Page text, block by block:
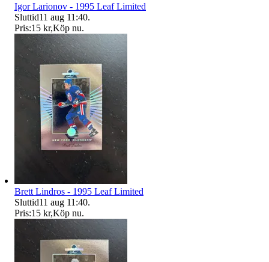
Igor Larionov - 1995 Leaf Limited
Sluttid11 aug 11:40.
Pris:15 kr,Köp nu.
Brett Lindros - 1995 Leaf Limited
Sluttid11 aug 11:40.
Pris:15 kr,Köp nu.